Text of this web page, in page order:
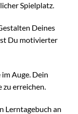
Spielplatz.
Deines
Du motivierter
Auge. Dein
zu erreichen.
Lerntagebuch an